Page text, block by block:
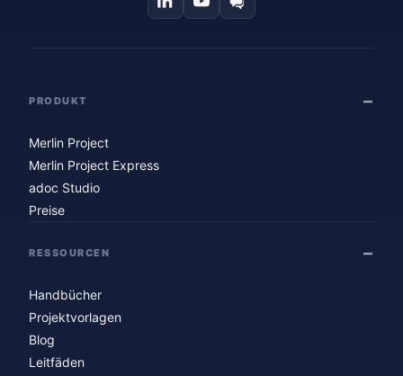
PRODUKT
Merlin Project
Merlin Project Express
adoc Studio
Preise
RESSOURCEN
Handbücher
Projektvorlagen
Blog
Leitfäden